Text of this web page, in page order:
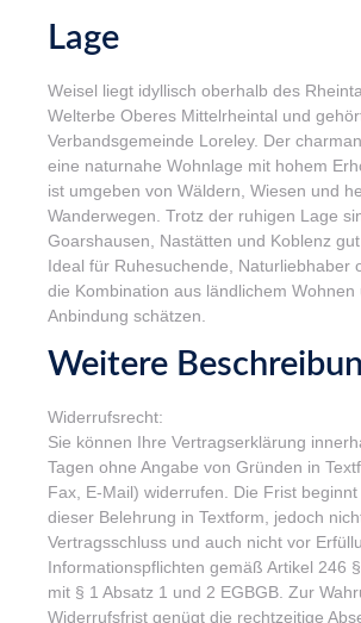
Lage
Weisel liegt idyllisch oberhalb des
Welterbe Oberes Mittelrheintal und
Verbandsgemeinde Loreley. Der
eine naturnahe Wohnlage mit hohem
ist umgeben von Wäldern, Wiesen und
Wanderwegen. Trotz der ruhigen Lage
Goarshausen, Nastätten und Koblenz
Ideal für Ruhesuchende, Naturliebhaber
die Kombination aus ländlichem Wohnen
Anbindung schätzen.
Weitere
Widerrufsrecht:
Sie können Ihre Vertragserklärung
Tagen ohne Angabe von Gründen in
Fax, E-Mail) widerrufen. Die Frist
dieser Belehrung in Textform, jedoch
Vertragsschluss und auch nicht vor
Informationspflichten gemäß Artikel 246
mit § 1 Absatz 1 und 2 EGBGB. Zur
Widerrufsfrist genügt die rechtzeitige